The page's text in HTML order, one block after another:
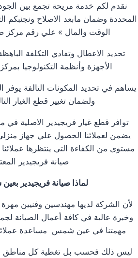
نقدم لكم خدمة مريحة تجمع بين
المحددة وضمان مابعد الاصلاح ونجنبكم
الوقت والمال » علي رقم مركز
تحديد الاعطال وتفادي التكلفة
الأجهزة وأنظمة التكنولوجيا
يساهم في تحديد المكونات التالفة يوفر
ولضمان تغيير قطع الغيار
توافر قطع غيار فريجيدير الاصلية في
يضمن لعملائنا الحصول علي جهاز
مستوى من الكفاءة التي ينتظرها
صيانة فريجيدير
لماذا صيانة فريجيدير
لأن الشركة لديها مهندسين وفنيين
وخبرة عالية في كافة أعمال الصيانة
مهمتنا في عين شمس مساعدة
ليس ذلك فحسب بل تغطية كل مناطق